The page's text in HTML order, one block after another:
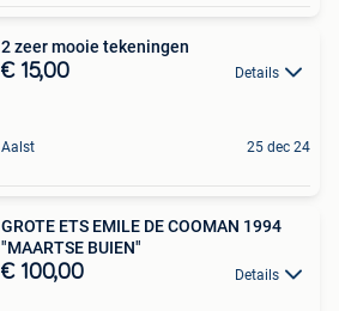
2 zeer mooie tekeningen
€ 15,00 Details
Aalst 25 dec 24
GROTE ETS EMILE DE COOMAN 1994
"MAARTSE BUIEN"
€ 100,00 Details